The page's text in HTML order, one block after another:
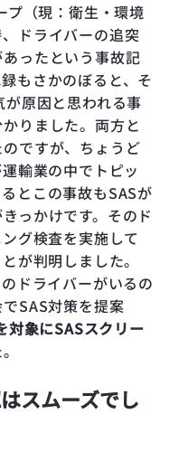
プ（現：衛生・環境
ドライバーの追突
ったという事故記
もさかのぼると、そ
原因と思われる事
りました。両方と
ですが、ちょうど
輸業の中でトピッ
とこの事故もSASが
っかけです。そのド
グ検査を実施して
が判明しました。
ドライバーがいるの
SAS対策を提案
象にSASスクリー
スムーズでし